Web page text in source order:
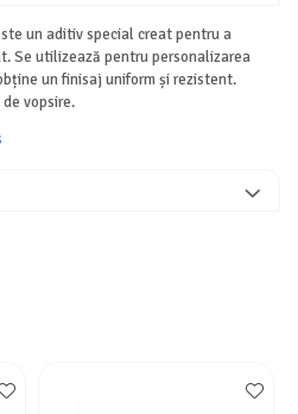
un aditiv special creat pentru a
Se utilizează pentru personalizarea
un finisaj uniform și rezistent.
vopsire.